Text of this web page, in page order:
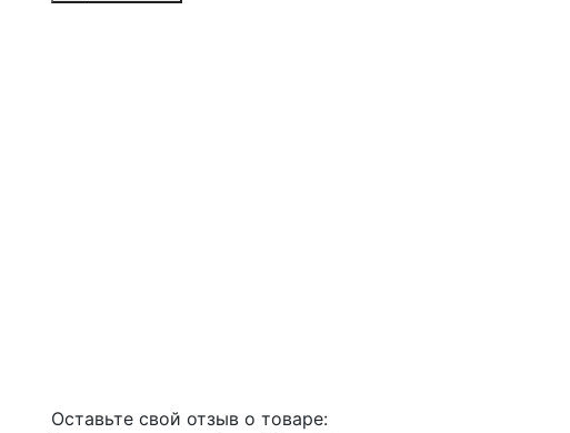
Оставьте свой отзыв о товаре: